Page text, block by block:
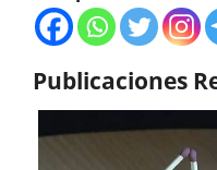
Publicaciones